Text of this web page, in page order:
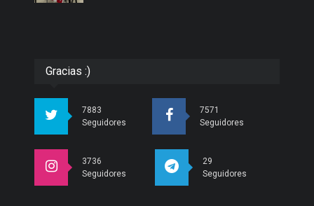
Gracias :)
7883
Seguidores
7571
Seguidores
3736
Seguidores
29
Seguidores